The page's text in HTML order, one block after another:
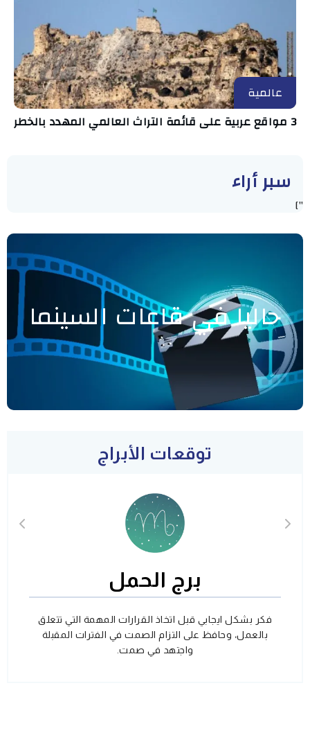
عالمية
3 مواقع عربية على قائمة التراث العالمي المهدد بالخطر
سبر أراء
"]
حاليا في قاعات السينما
توقعات الأبراج
برج الحمل
فكر بشكل ايجابي قبل اتخاذ القرارات المهمة التي تتعلق
بالعمل، وحافظ على التزام الصمت في الفترات المقبلة
واجتهد في صمت.